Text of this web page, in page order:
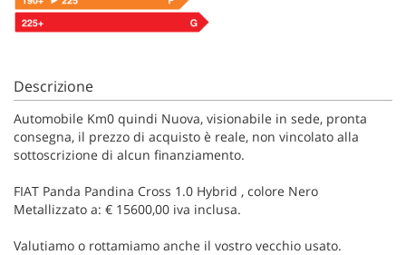
Descrizione
Automobile Km0 quindi Nuova, visionabile in sede, pronta
consegna, il prezzo di acquisto è reale, non vincolato alla
sottoscrizione di alcun finanziamento.
FIAT Panda Pandina Cross 1.0 Hybrid , colore Nero
Metallizzato a: € 15600,00 iva inclusa.
Valutiamo o rottamiamo anche il vostro vecchio usato.